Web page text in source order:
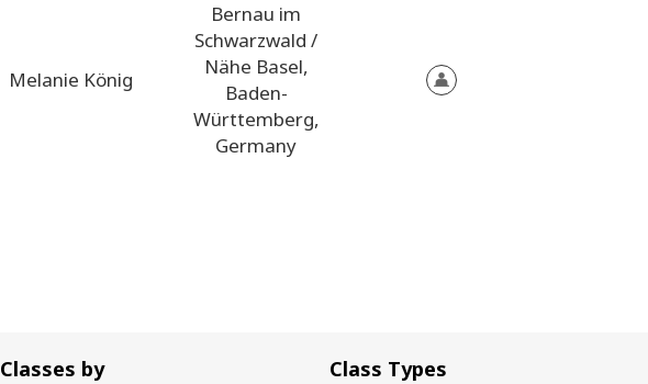
Melanie König
Bernau im
Schwarzwald /
Nähe Basel,
Baden-
Württemberg,
Germany
Classes by
Class Types